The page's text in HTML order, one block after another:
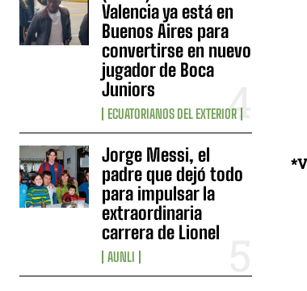
Valencia ya está en
Buenos Aires para
convertirse en nuevo
jugador de Boca
Juniors
ECUATORIANOS DEL EXTERIOR
Jorge Messi, el
padre que dejó todo
para impulsar la
extraordinaria
carrera de Lionel
AUNLI